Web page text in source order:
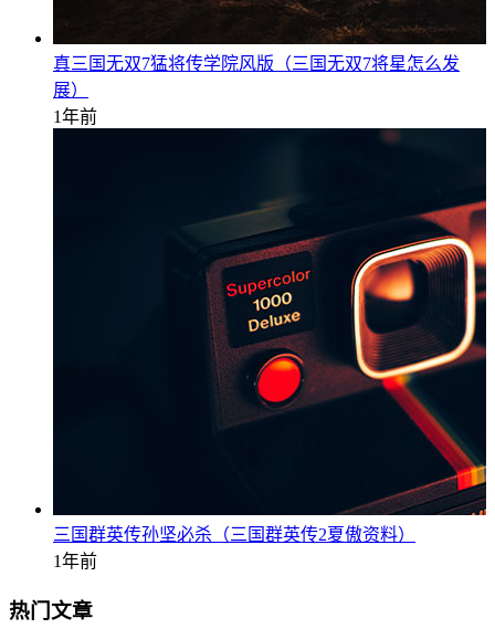
真三国无双7猛将传学院风版（三国无双7将星怎么发
展）
1年前
三国群英传孙坚必杀（三国群英传2夏傲资料）
1年前
热门文章